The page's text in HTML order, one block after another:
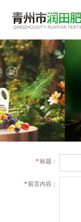
*标题：
* 留言内容：